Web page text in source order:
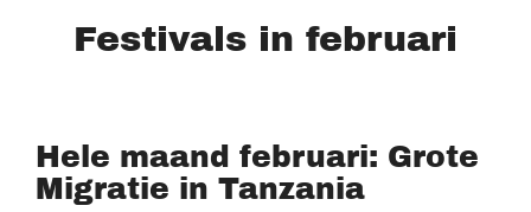
Festivals in februari
Hele maand februari: Grote
Migratie in Tanzania